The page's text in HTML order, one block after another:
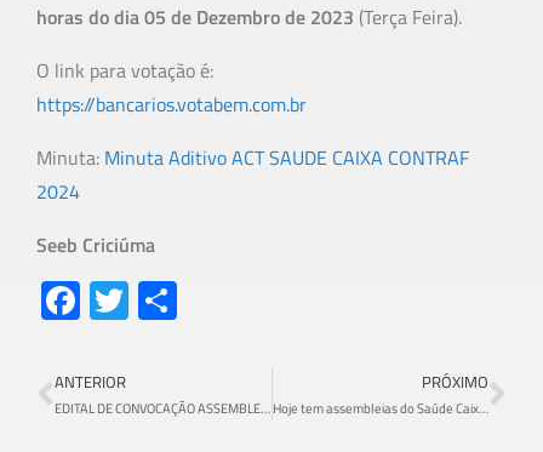
horas do dia 05 de Dezembro de 2023 (Terça Feira).
O link para votação é:
https://bancarios.votabem.com.br
Minuta: Minuta Aditivo ACT SAUDE CAIXA CONTRAF
2024
Seeb Criciúma
Fa
ce
b
o
T
wi
er e
ANTERIOR
EDITAL DE CONVOCAÇÃO ASSEMBLEIA GERAL EXTRAORDINÁRIA ESPECÍFICA DA CAIXA
PRÓXIMO
Hoje tem assembleias do Saúde Caixa: Vote sim